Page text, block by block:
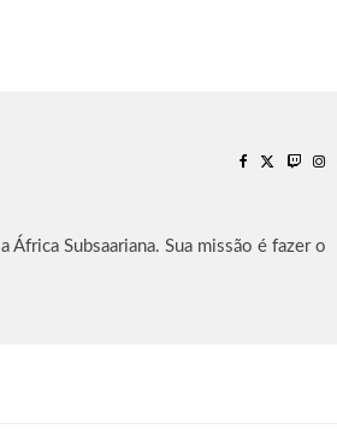
Subsaariana. Sua missão é fazer o